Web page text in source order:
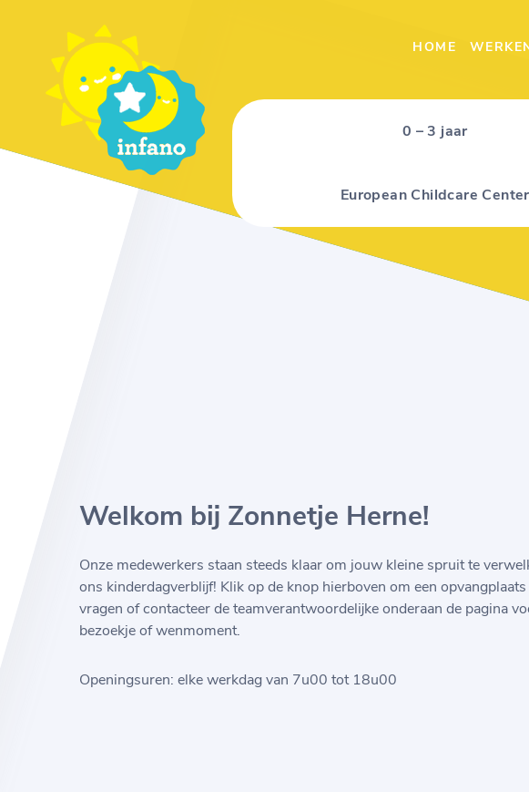
HOME
0 – 3 jaar
European Childcare Center
Welkom bij Zonnetje Herne!
Onze medewerkers staan steeds klaar om jouw kleine spruit te
ons kinderdagverblijf! Klik op de knop hierboven om een opvangplaats
vragen of contacteer de teamverantwoordelijke onderaan de pagina
bezoekje of wenmoment.
Openingsuren: elke werkdag van 7u00 tot 18u00